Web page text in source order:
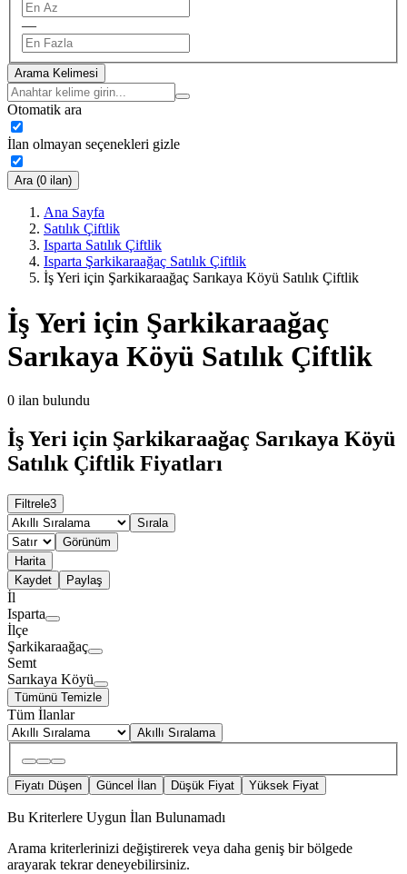
—
Arama Kelimesi
Otomatik ara
İlan olmayan seçenekleri gizle
Ara (0 ilan)
Ana Sayfa
Satılık Çiftlik
Isparta Satılık Çiftlik
Isparta Şarkikaraağaç Satılık Çiftlik
İş Yeri için Şarkikaraağaç Sarıkaya Köyü Satılık Çiftlik
İş Yeri için Şarkikaraağaç
Sarıkaya Köyü Satılık Çiftlik
0 ilan bulundu
İş Yeri için Şarkikaraağaç Sarıkaya Köyü
Satılık Çiftlik Fiyatları
Filtrele3
Sırala
Görünüm
Harita
Kaydet
Paylaş
İl
Isparta
İlçe
Şarkikaraağaç
Semt
Sarıkaya Köyü
Tümünü Temizle
Tüm İlanlar
Akıllı Sıralama
Fiyatı Düşen Güncel İlan Düşük Fiyat Yüksek Fiyat
Bu Kriterlere Uygun İlan Bulunamadı
Arama kriterlerinizi değiştirerek veya daha geniş bir bölgede
arayarak tekrar deneyebilirsiniz.